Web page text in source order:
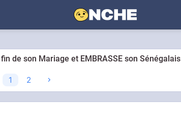
de son Mariage et EMBRASSE son Sénégalais
1 2